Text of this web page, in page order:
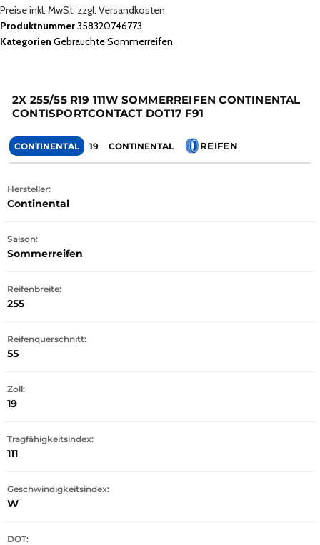
Preise inkl. MwSt. zzgl. Versandkosten
Produktnummer358320746773
Kategorien Gebrauchte Sommerreifen
2X 255/55 R19 111W SOMMERREIFEN CONTINENTAL
CONTISPORTCONTACT DOT17 F91
CONTINENTAL 19 CONTINENTAL REIFEN
Hersteller:
Continental
Saison:
Sommerreifen
Reifenbreite:
255
Reifenquerschnitt:
55
Zoll:
19
Tragfähigkeitsindex:
111
Geschwindigkeitsindex:
W
DOT: